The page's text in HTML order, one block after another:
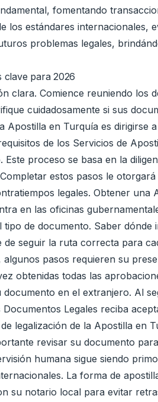
fomentando
los estándares internacionales,
problemas legales,
clave para 2026
clara. Comience reuniendo los
cuidadosamente si sus
en Turquía es dirigirse
de los Servicios de
proceso se basa en la
estos pasos le
legales. Obtener
en las oficinas
de documento. Saber
seguir la ruta correcta para
pasos requieren su
obtenidas todas las
en el extranjero. Al
Legales reciba
legalización de la Apostilla en
revisar su documento
humana sigue siendo
La forma de
su notario local para evitar